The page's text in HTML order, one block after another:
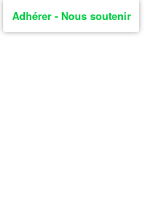
Adhérer - Nous soutenir